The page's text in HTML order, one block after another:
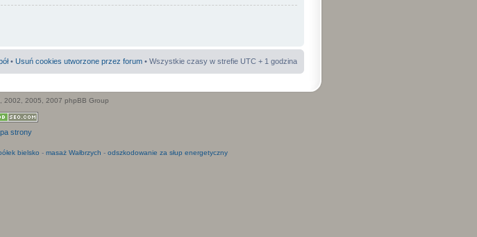
• Usuń cookies utworzone przez forum • Wszystkie czasy w strefie UTC + 1 godzina
2002, 2005, 2007 phpBB Group
strony
bielsko - masaż Wałbrzych - odszkodowanie za słup energetyczny